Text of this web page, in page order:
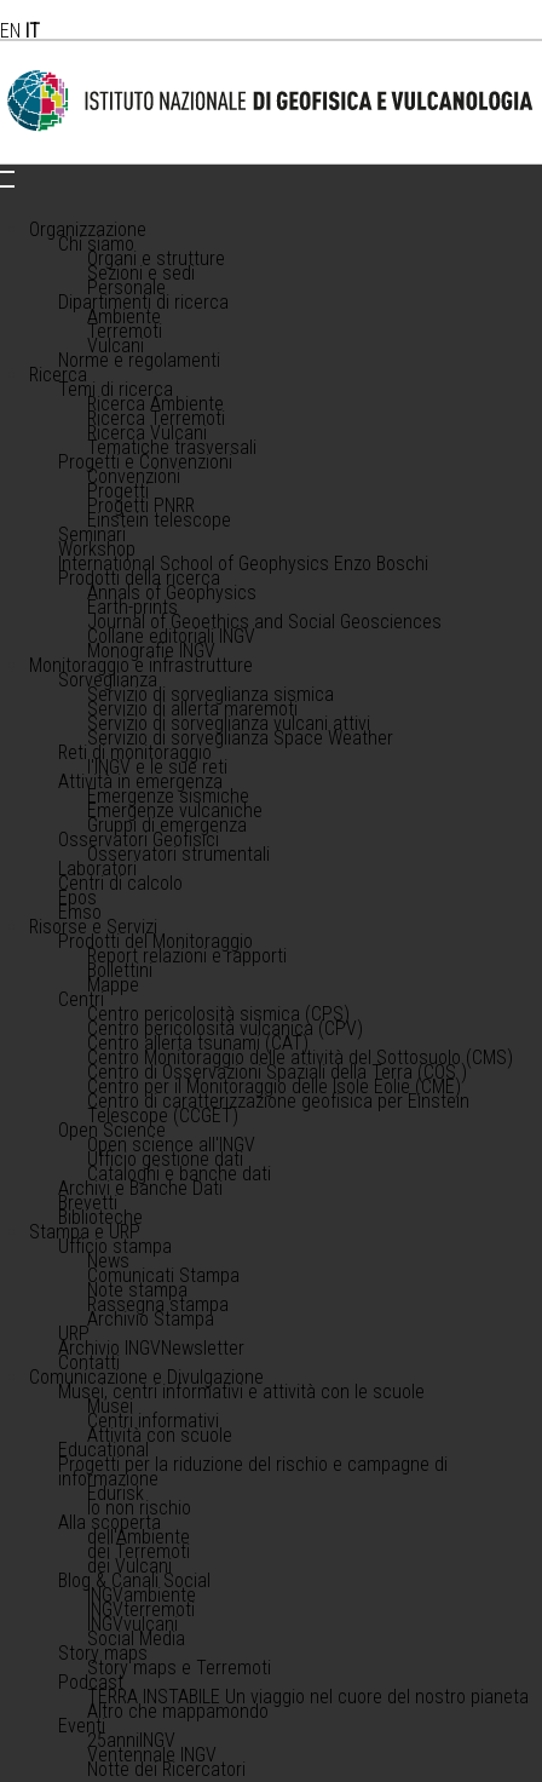
EN IT
Organizzazione
Chi siamo
Organi e strutture
Sezioni e sedi
Personale
Dipartimenti di ricerca
Ambiente
Terremoti
Vulcani
Norme e regolamenti
Ricerca
Temi di ricerca
Ricerca Ambiente
Ricerca Terremoti
Ricerca Vulcani
Tematiche trasversali
Progetti e Convenzioni
Convenzioni
Progetti
Progetti PNRR
Einstein telescope
Seminari
Workshop
International School of Geophysics Enzo Boschi
Prodotti della ricerca
Annals of Geophysics
Earth-prints
Journal of Geoethics and Social Geosciences
Collane editoriali INGV
Monografie INGV
Monitoraggio e infrastrutture
Sorveglianza
Servizio di sorveglianza sismica
Servizio di allerta maremoti
Servizio di sorveglianza vulcani attivi
Servizio di sorveglianza Space Weather
Reti di monitoraggio
l'INGV e le sue reti
Attività in emergenza
Emergenze sismiche
Emergenze vulcaniche
Gruppi di emergenza
Osservatori Geofisici
Osservatori strumentali
Laboratori
Centri di calcolo
Epos
Emso
Risorse e Servizi
Prodotti del Monitoraggio
Report relazioni e rapporti
Bollettini
Mappe
Centri
Centro pericolosità sismica (CPS)
Centro pericolosità vulcanica (CPV)
Centro allerta tsunami (CAT)
Centro Monitoraggio delle attività del Sottosuolo (CMS)
Centro di Osservazioni Spaziali della Terra (COS )
Centro per il Monitoraggio delle Isole Eolie (CME)
Centro di caratterizzazione geofisica per Einstein
Telescope (CCGET)
Open Science
Open science all'INGV
Ufficio gestione dati
Cataloghi e banche dati
Archivi e Banche Dati
Brevetti
Biblioteche
Stampa e URP
Ufficio stampa
News
Comunicati Stampa
Note stampa
Rassegna stampa
Archivio Stampa
URP
Archivio INGVNewsletter
Contatti
Comunicazione e Divulgazione
Musei, centri informativi e attività con le scuole
Musei
Centri informativi
Attività con scuole
Educational
Progetti per la riduzione del rischio e campagne di
informazione
Edurisk
Io non rischio
Alla scoperta
dell'Ambiente
dei Terremoti
dei Vulcani
Blog & Canali Social
INGVambiente
INGVterremoti
INGVvulcani
Social Media
Story maps
Story maps e Terremoti
Podcast
TERRA INSTABILE Un viaggio nel cuore del nostro pianeta
Altro che mappamondo
Eventi
25anniINGV
Ventennale INGV
Notte dei Ricercatori